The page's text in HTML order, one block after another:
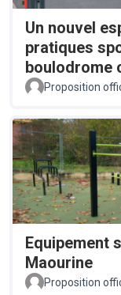
Un nouvel
pratiques
boulodrome
Proposition
Equipement
Maourine
Proposition